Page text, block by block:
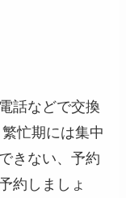
話などで交換
忙期には集中
きない、予約
約しましょ